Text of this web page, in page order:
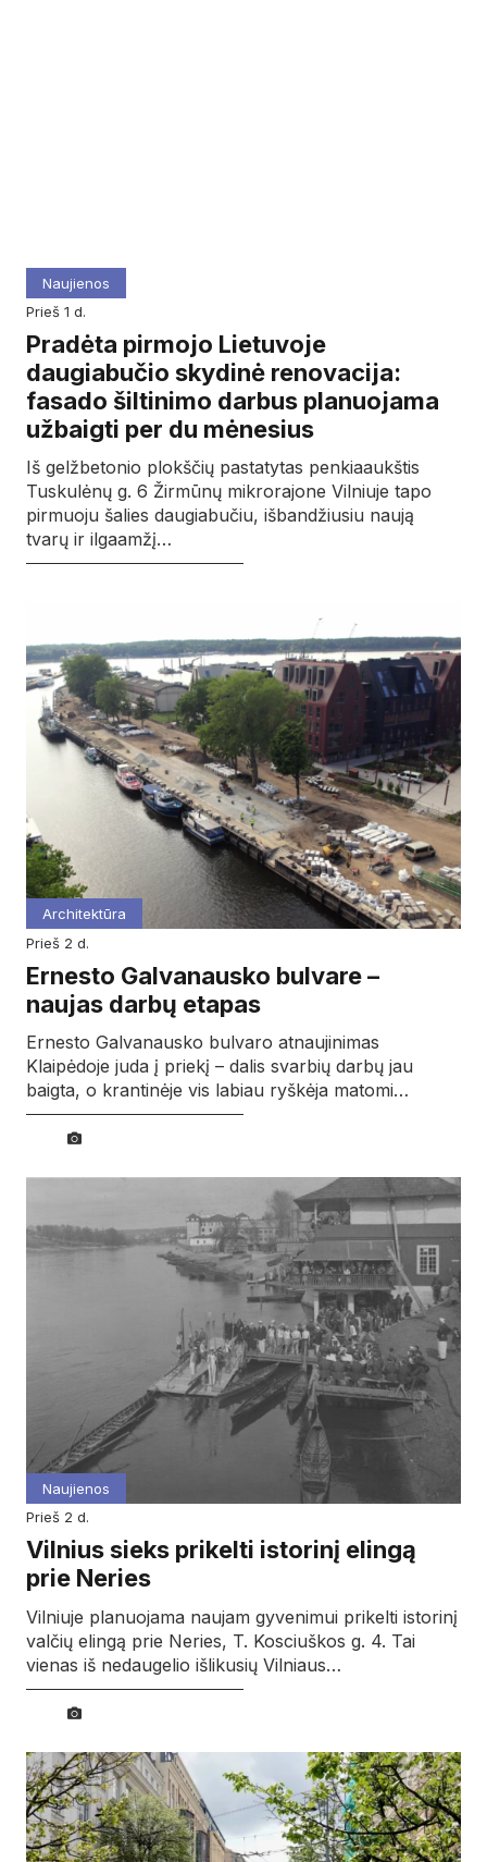
Naujienos
prieš 1 d.
Pradėta pirmojo Lietuvoje
daugiabučio skydinė renovacija:
fasado šiltinimo darbus planuojama
užbaigti per du mėnesius
Iš gelžbetonio plokščių pastatytas penkiaaukštis
Tuskulėnų g. 6 Žirmūnų mikrorajone Vilniuje tapo
pirmuoju šalies daugiabučiu, išbandžiusiu naują
tvarų ir ilgaamžį…
Architektūra
prieš 2 d.
Ernesto Galvanausko bulvare –
naujas darbų etapas
Ernesto Galvanausko bulvaro atnaujinimas
Klaipėdoje juda į priekį – dalis svarbių darbų jau
baigta, o krantinėje vis labiau ryškėja matomi…
Naujienos
prieš 2 d.
Vilnius sieks prikelti istorinį elingą
prie Neries
Vilniuje planuojama naujam gyvenimui prikelti istorinį
valčių elingą prie Neries, T. Kosciuškos g. 4. Tai
vienas iš nedaugelio išlikusių Vilniaus…